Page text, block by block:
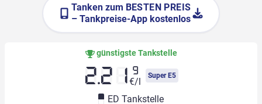
Tanken zum BESTEN PREIS
– Tankpreise-App kostenlos
günstigste Tankstelle
2.21 9
€/l
Super E5
ED Tankstelle